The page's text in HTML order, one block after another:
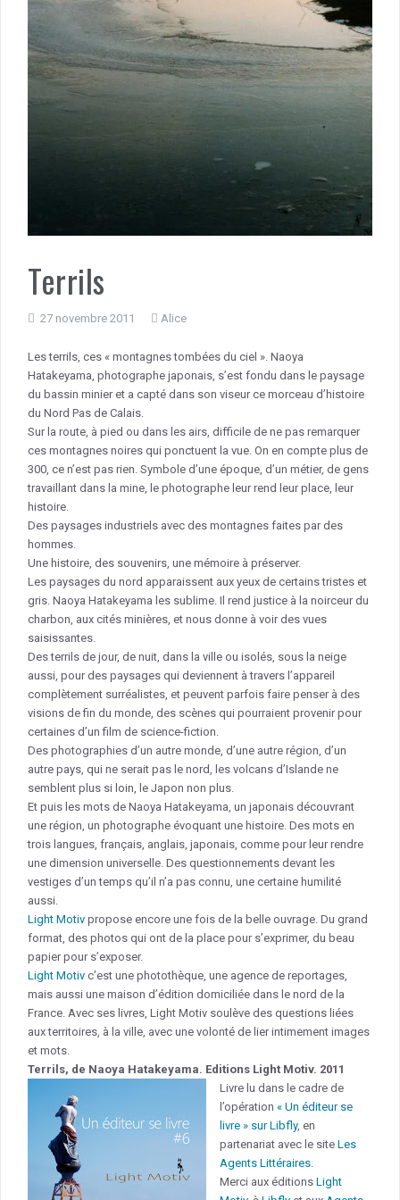
Terrils
27 novembre 2011 Alice
Les terrils, ces « montagnes tombées du ciel ». Naoya
Hatakeyama, photographe japonais, s’est fondu dans le paysage
du bassin minier et a capté dans son viseur ce morceau d’histoire
du Nord Pas de Calais.
Sur la route, à pied ou dans les airs, difficile de ne pas remarquer
ces montagnes noires qui ponctuent la vue. On en compte plus de
300, ce n’est pas rien. Symbole d’une époque, d’un métier, de gens
travaillant dans la mine, le photographe leur rend leur place, leur
histoire.
Des paysages industriels avec des montagnes faites par des
hommes.
Une histoire, des souvenirs, une mémoire à préserver.
Les paysages du nord apparaissent aux yeux de certains tristes et
gris. Naoya Hatakeyama les sublime. Il rend justice à la noirceur du
charbon, aux cités minières, et nous donne à voir des vues
saisissantes.
Des terrils de jour, de nuit, dans la ville ou isolés, sous la neige
aussi, pour des paysages qui deviennent à travers l’appareil
complètement surréalistes, et peuvent parfois faire penser à des
visions de fin du monde, des scènes qui pourraient provenir pour
certaines d’un film de science-fiction.
Des photographies d’un autre monde, d’une autre région, d’un
autre pays, qui ne serait pas le nord, les volcans d’Islande ne
semblent plus si loin, le Japon non plus.
Et puis les mots de Naoya Hatakeyama, un japonais découvrant
une région, un photographe évoquant une histoire. Des mots en
trois langues, français, anglais, japonais, comme pour leur rendre
une dimension universelle. Des questionnements devant les
vestiges d’un temps qu’il n’a pas connu, une certaine humilité
aussi.
Light Motiv propose encore une fois de la belle ouvrage. Du grand
format, des photos qui ont de la place pour s’exprimer, du beau
papier pour s’exposer.
Light Motiv c’est une photothèque, une agence de reportages,
mais aussi une maison d’édition domiciliée dans le nord de la
France. Avec ses livres, Light Motiv soulève des questions liées
aux territoires, à la ville, avec une volonté de lier intimement images
et mots.
Terrils, de Naoya Hatakeyama. Editions Light Motiv. 2011
Livre lu dans le cadre de
l’opération « Un éditeur se
livre » sur Libfly, en
partenariat avec le site Les
Agents Littéraires
Merci aux éditions Light